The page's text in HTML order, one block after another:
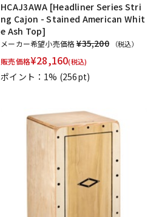
HCAJ3AWA [Headliner Series Stri
ng Cajon - Stained American Whit
e Ash Top]
メーカー希望小売価格¥35,200 （税込）
販売価格¥28,160(税込)
ポイント：1% (256pt)